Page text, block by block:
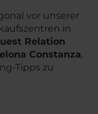
vor unserer
in
Relation
Constanza,
Tipps zu